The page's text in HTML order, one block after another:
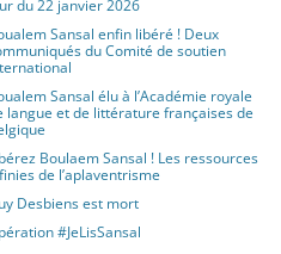
du 22 janvier 2026
Sansal enfin libéré ! Deux
du Comité de soutien
Sansal élu à l’Académie royale
langue et de littérature françaises de
Boulaem Sansal ! Les ressources
de l’aplaventrisme
Desbiens est mort
#JeLisSansal